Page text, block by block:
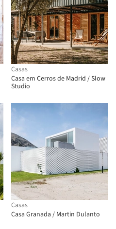
Casas
Casa em Cerros de Madrid / Slow
Studio
Casas
Casa Granada / Martin Dulanto